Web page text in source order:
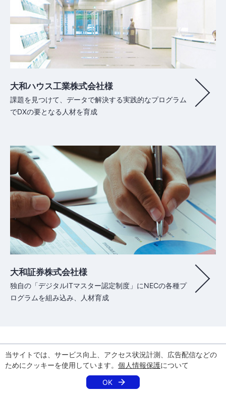
当サイトでは、サービス向上、アクセス状況計測、広告配信などの
ためにクッキーを使用しています。 個人情報保護について
OK
大和ハウス工業株式会社様
課題を見つけて、データで解決する実践的なプログラム
でDXの要となる人材を育成
大和証券株式会社様
独自の「デジタルITマスター認定制度」にNECの各種プ
ログラムを組み込み、人材育成
関連リンク
DX人材とは？求められる役割と人材不足の背景・解決策について解
メニュー
資料ダウンロード・お問い合わせ